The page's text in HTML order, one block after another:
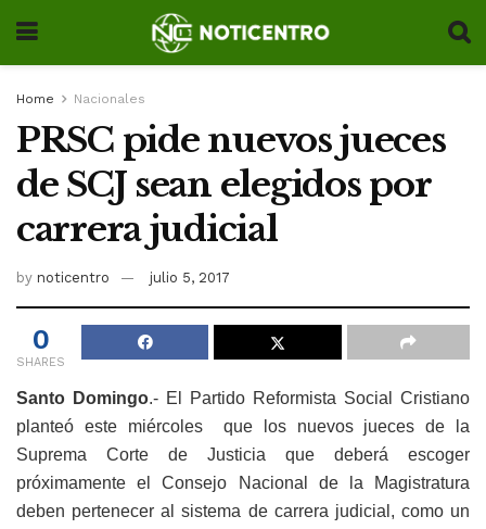
Home Nacionales
PRSC pide nuevos jueces
de SCJ sean elegidos por
carrera judicial
by noticentro julio 5, 2017
0
SHARES
Santo Domingo.- El Partido Reformista Social Cristiano
planteó este miércoles que los nuevos jueces de la
Suprema Corte de Justicia que deberá escoger
próximamente el Consejo Nacional de la Magistratura
deben pertenecer al sistema de carrera judicial, como un